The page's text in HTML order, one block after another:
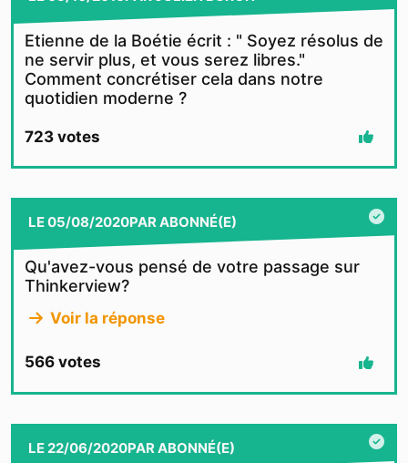
Etienne de la Boétie écrit : " Soyez résolus de
ne servir plus, et vous serez libres."
Comment concrétiser cela dans notre
quotidien moderne ?
723 votes
LE05/08/2020PARABONNÉ(E)
Qu'avez-vous pensé de votre passage sur
Thinkerview?
Voir la réponse
566 votes
LE 22/06/2020PAR ABONNÉ(E)